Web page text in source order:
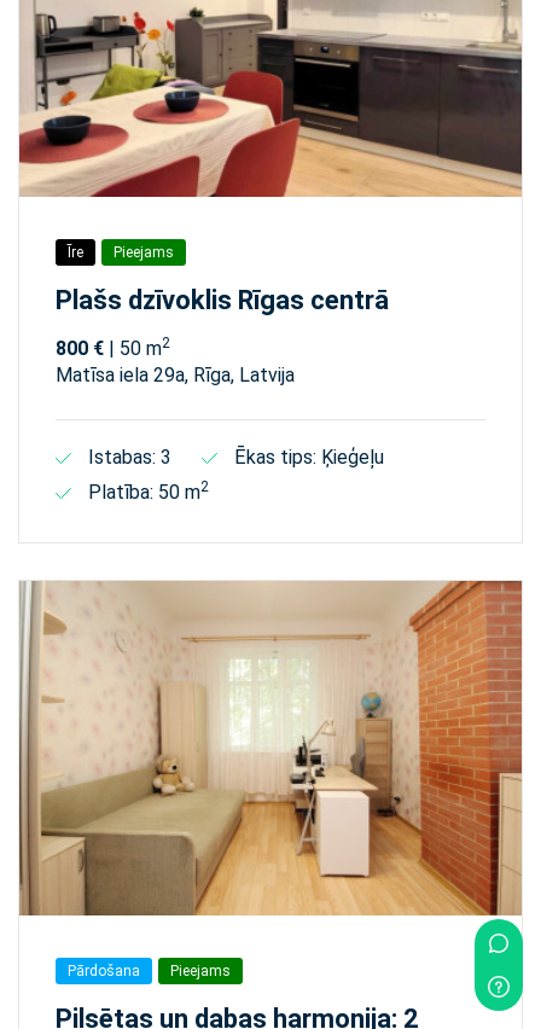
Īre Pieejams
Plašs dzīvoklis Rīgas centrā
800 € | 50 m2
Matīsa iela 29а, Rīga, Latvija
Istabas: 3
Ēkas tips: Ķieģeļu
Platība: 50 m2
Pārdošana Pieejams
Pilsētas un dabas harmonija: 2